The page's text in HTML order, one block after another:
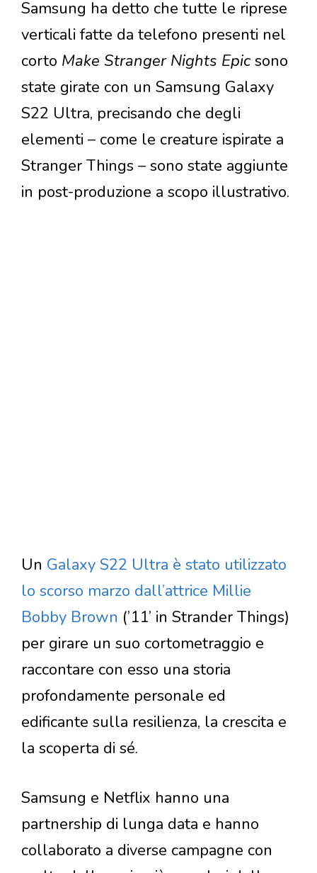
Samsung ha detto che tutte le riprese
verticali fatte da telefono presenti nel
corto Make Stranger Nights Epicsono
state girate con un Samsung Galaxy
S22 Ultra, precisando che degli
elementi – come le creature ispirate a
Stranger Things – sono state aggiunte
in post-produzione a scopo illustrativo.
Un Galaxy S22 Ultra è stato utilizzato
lo scorso marzo dall’attrice Millie
Bobby Brown (’11’ in Strander Things)
per girare un suo cortometraggio e
raccontare con esso una storia
profondamente personale ed
edificante sulla resilienza, la crescita e
la scoperta di sé.
Samsung e Netflix hanno una
partnership di lunga data e hanno
collaborato a diverse campagne con